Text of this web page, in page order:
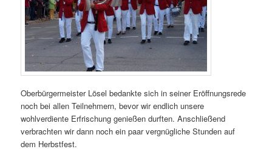
Oberbürgermeister Lösel bedankte sich in seiner Eröffnungsrede
noch bei allen Teilnehmern, bevor wir endlich unsere
wohlverdiente Erfrischung genießen durften. Anschließend
verbrachten wir dann noch ein paar vergnügliche Stunden auf
dem Herbstfest.